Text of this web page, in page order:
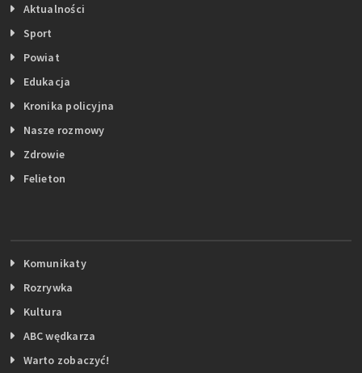
Aktualności
Sport
Powiat
Edukacja
Kronika policyjna
Nasze rozmowy
Zdrowie
Felieton
Komunikaty
Rozrywka
Kultura
ABC wędkarza
Warto zobaczyć!